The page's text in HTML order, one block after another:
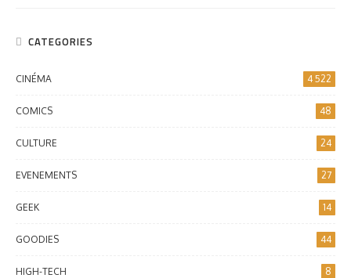
CATEGORIES
CINÉMA 4 522
COMICS 48
CULTURE 24
EVENEMENTS 27
GEEK 14
GOODIES 44
HIGH-TECH 8